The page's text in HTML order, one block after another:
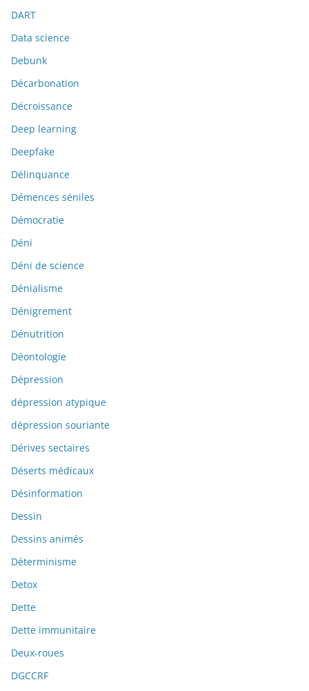
DART
Data science
Debunk
Décarbonation
Décroissance
Deep learning
Deepfake
Délinquance
Démences séniles
Démocratie
Déni
Déni de science
Dénialisme
Dénigrement
Dénutrition
Déontologie
Dépression
dépression atypique
dépression souriante
Dérives sectaires
Déserts médicaux
Désinformation
Dessin
Dessins animés
Déterminisme
Detox
Dette
Dette immunitaire
Deux-roues
DGCCRF